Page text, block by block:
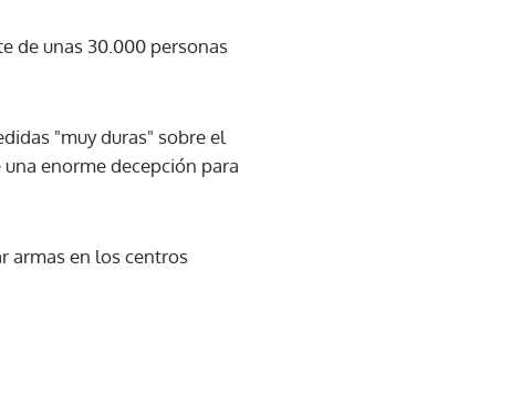
de unas 30.000 personas
"muy duras" sobre el
enorme decepción para
armas en los centros